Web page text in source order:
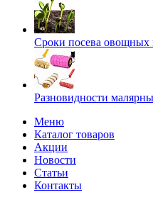
Сроки посева овощных
Разновидности
Меню
Каталог товаров
Акции
Новости
Статьи
Контакты